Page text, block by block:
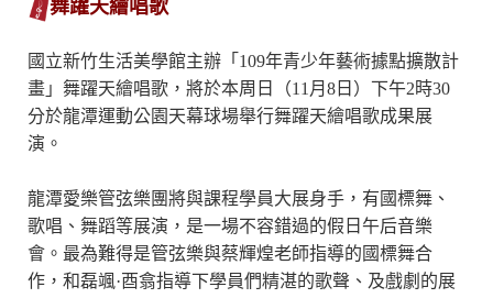
舞躍天繪唱歌
國立新竹生活美學館主辦「109年青少年藝術據點擴散計
畫」舞躍天繪唱歌，將於本周日（11月8日）下午2時30
分於龍潭運動公園天幕球場舉行舞躍天繪唱歌成果展
演。
龍潭愛樂管弦樂團將與課程學員大展身手，有國標舞、
歌唱、舞蹈等展演，是一場不容錯過的假日午后音樂
會。最為難得是管弦樂與蔡輝煌老師指導的國標舞合
作，和磊颯·酉翕指導下學員們精湛的歌聲、及戲劇的展